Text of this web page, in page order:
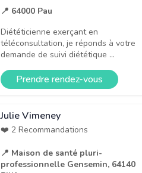
📍 64000 Pau
Diététicienne exerçant en
téléconsultation, je réponds à votre
demande de suivi diététique ...
Prendre rendez-vous
Julie Vimeney
❤️ 2 Recommandations
📍 Maison de santé pluri-
professionnelle Gensemin, 64140